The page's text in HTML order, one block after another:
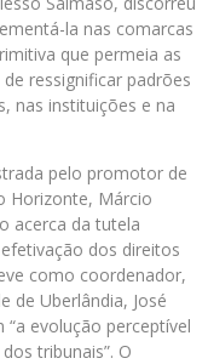
la nas comarcas
que permeia as
ressignificar padrões
nas instituições e na
pelo promotor de
Horizonte, Márcio
acerca da tutela
dos direitos
como coordenador,
de Uberlândia, José
evolução perceptível
tribunais”. O